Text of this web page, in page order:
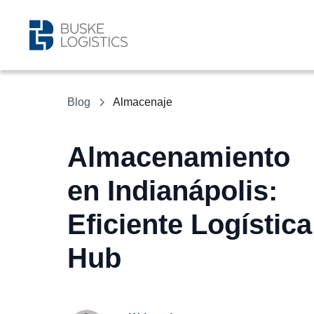
Blog Almacenaje
Almacenamiento
en Indianápolis:
Eficiente Logística
Hub